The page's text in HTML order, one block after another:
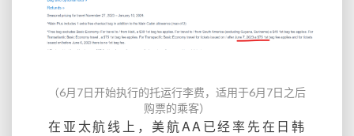
（6月7日开始执行的托运行李费，适用于6月7日之后
购票的乘客）
在亚太航线上，美航AA已经率先在日韩